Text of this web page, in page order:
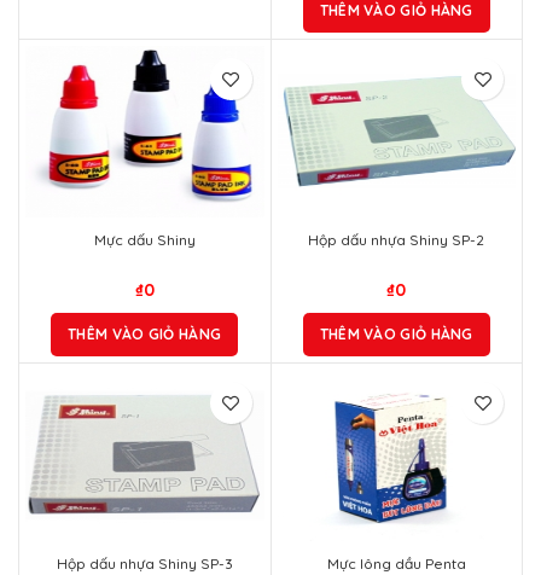
THÊM VÀO GIỎ HÀNG
Mực dấu Shiny
₫0
THÊM VÀO GIỎ HÀNG
Hộp dấu nhựa Shiny SP-2
₫0
THÊM VÀO GIỎ HÀNG
Hộp dấu nhựa Shiny SP-3 Mực lông dầu Penta